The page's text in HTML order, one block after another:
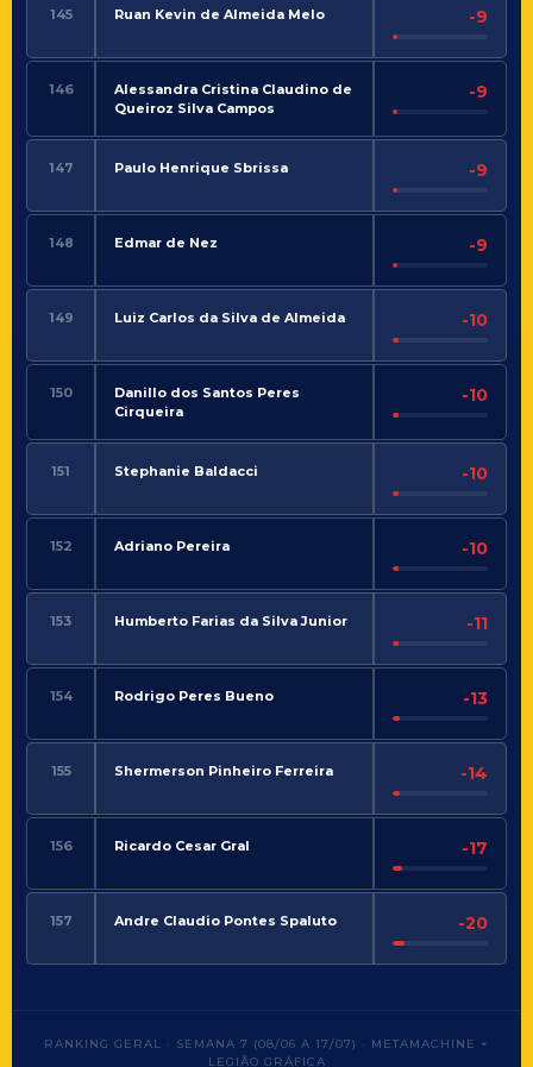
145 Ruan Kevin de Almeida Melo -9
146
Alessandra Cristina Claudino de
Queiroz Silva Campos
-9
147 Paulo Henrique Sbrissa -9
148 Edmar de Nez -9
149 Luiz Carlos da Silva de Almeida -10
150
Danillo dos Santos Peres
Cirqueira
-10
151 Stephanie Baldacci -10
152 Adriano Pereira -10
153 Humberto Farias da Silva Junior -11
154 Rodrigo Peres Bueno -13
155 Shermerson Pinheiro Ferreira -14
156 Ricardo Cesar Gral -17
157 Andre Claudio Pontes Spaluto -20
RANKING GERAL · SEMANA 7 (08/06 A 17/07) · METAMACHINE ×
LEGIÃO GRÁFICA